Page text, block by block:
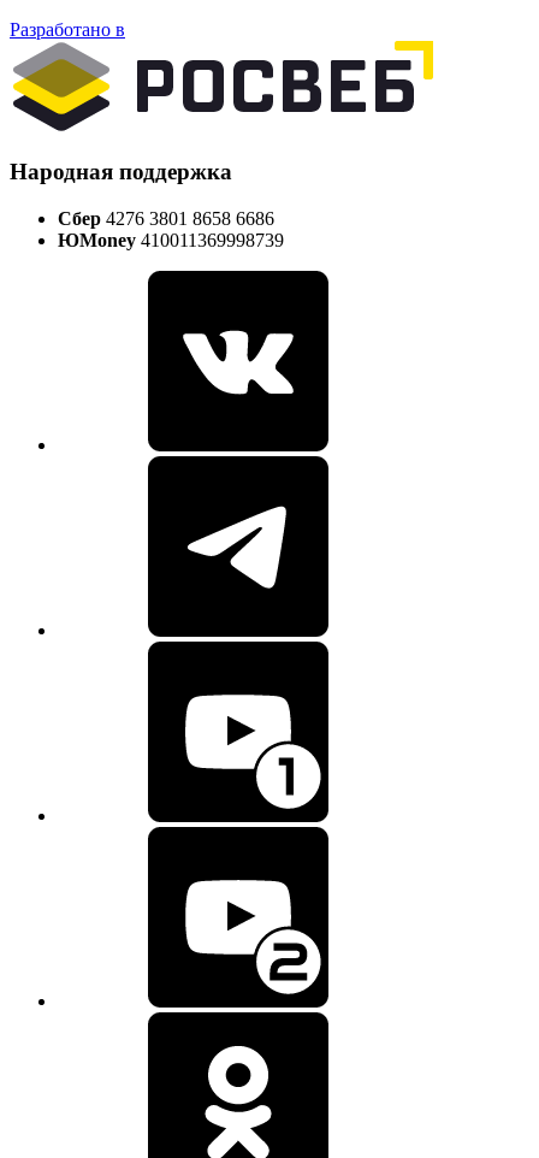
Разработано в
Народная поддержка
Сбер 4276 3801 8658 6686
ЮMoney 410011369998739